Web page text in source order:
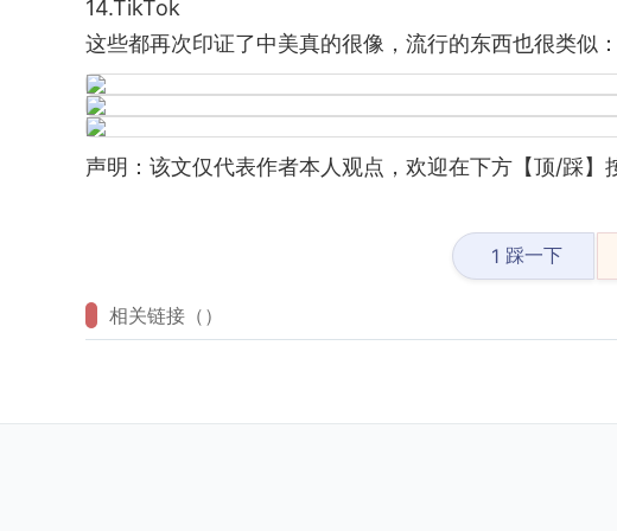
14.TikTok
这些都再次印证了中美真的很像，流行的东西也很类似
声明：该文仅代表作者本人观点，欢迎在下方【顶/踩】
1 踩一下
相关链接（）